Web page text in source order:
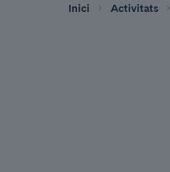
Inici Activitats